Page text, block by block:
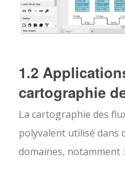
1.2
cartographie
La cartographie des
polyvalent utilisé dans
domaines, notamment :